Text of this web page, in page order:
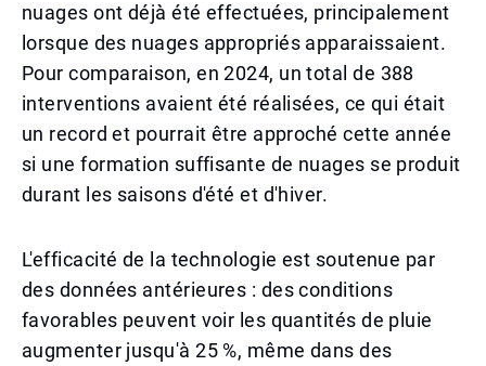
nuages ont déjà été effectuées, principalement
lorsque des nuages appropriés apparaissaient.
Pour comparaison, en 2024, un total de 388
interventions avaient été réalisées, ce qui était
un record et pourrait être approché cette année
si une formation suffisante de nuages se produit
durant les saisons d'été et d'hiver.
L'efficacité de la technologie est soutenue par
des données antérieures : des conditions
favorables peuvent voir les quantités de pluie
augmenter jusqu'à 25 %, même dans des